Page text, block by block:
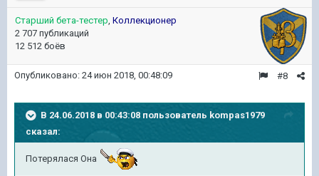
Старший бета-тестер, Коллекционер
2 707 публикаций
12 512 боёв
#8
Опубликовано: 24 июн 2018, 00:48:09
В 24.06.2018 в 00:43:08 пользователь kompas1979
сказал:
Потерялася Она